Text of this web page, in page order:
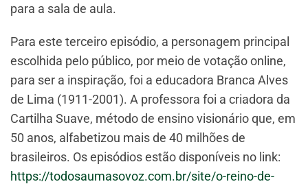
para a sala de aula.
Para este terceiro episódio, a personagem principal
escolhida pelo público, por meio de votação online,
para ser a inspiração, foi a educadora Branca Alves
de Lima (1911-2001). A professora foi a criadora da
Cartilha Suave, método de ensino visionário que, em
50 anos, alfabetizou mais de 40 milhões de
brasileiros. Os episódios estão disponíveis no link:
https://todosaumasovoz.com.br/site/o-reino-de-